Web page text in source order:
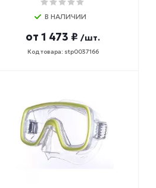
В НАЛИЧИИ
от 1 473 ₽ /шт.
Код товара: stp0037166